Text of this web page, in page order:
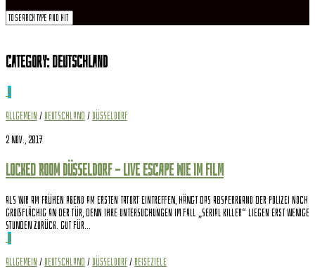
Category: Deutschland
4
Allgemein / Deutschland / Düsseldorf
2 Nov., 2017
Locked Room Düsseldorf – Live Escape wie im Film
Als wir am frühen Abend am ersten Tatort eintreffen, hängt das Absperrband der Polizei noch
großflächig an der Tür, denn ihre Untersuchungen im Fall „Serial Killer“ liegen erst wenige
Stunden zurück. Gut für...
0
Allgemein / Deutschland / Düsseldorf/Reiseziele